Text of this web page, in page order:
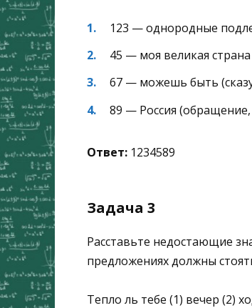
123 — однородные
45 — моя великая
67 — можешь быть
89 — Россия (обращение,
Ответ: 1234589
Задача 3
Расставьте недостающие
предложениях должны
Тепло ль тебе (1) вечер (2)